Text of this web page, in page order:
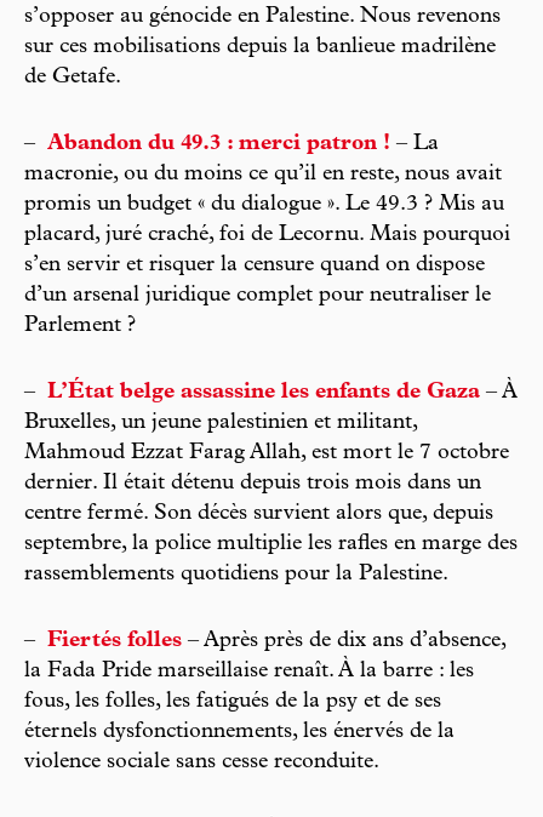
s’opposer au génocide en Palestine. Nous revenons
sur ces mobilisations depuis la banlieue madrilène
de Getafe.
– Abandon du 49.3 : merci patron ! – La
macronie, ou du moins ce qu’il en reste, nous avait
promis un budget « du dialogue ». Le 49.3 ? Mis au
placard, juré craché, foi de Lecornu. Mais pourquoi
s’en servir et risquer la censure quand on dispose
d’un arsenal juridique complet pour neutraliser le
Parlement ?
– L’État belge assassine les enfants de Gaza – À
Bruxelles, un jeune palestinien et militant,
Mahmoud Ezzat Farag Allah, est mort le 7 octobre
dernier. Il était détenu depuis trois mois dans un
centre fermé. Son décès survient alors que, depuis
septembre, la police multiplie les rafles en marge des
rassemblements quotidiens pour la Palestine.
– Fiertés folles – Après près de dix ans d’absence,
la Fada Pride marseillaise renaît. À la barre : les
fous, les folles, les fatigués de la psy et de ses
éternels dysfonctionnements, les énervés de la
violence sociale sans cesse reconduite.